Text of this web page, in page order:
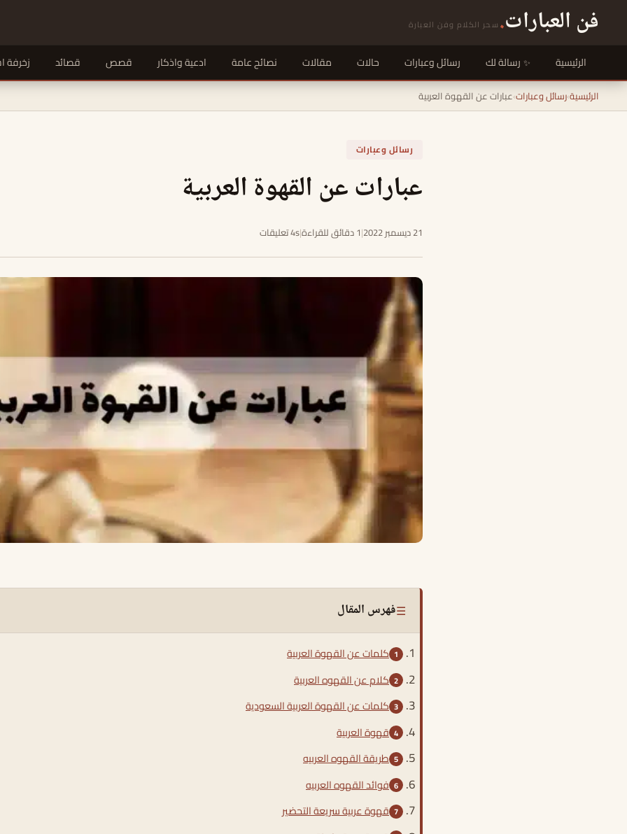
فن العبارات. سحر الكلام وفن العبارة
الرئيسية رسالة لك رسائل وعبارات حالات مقالات نصائح عامة ادعية واذكار قصص قصائد زخرفة
الرئيسية›رسائل وعبارات›عبارات عن القهوة العربية
رسائل وعبارات
عبارات عن القهوة العربية
21 ديسمبر 2022 |1 دقائق للقراءة |4s تعليقات
☰فهرس المقال
كلمات عن القهوة العربية
كلام عن القهوه العربية
كلمات عن القهوة العربية السعودية
قهوة العربية
طريقة القهوه العربيه
فوائد القهوه العربيه
قهوة عربية سريعة التحضير